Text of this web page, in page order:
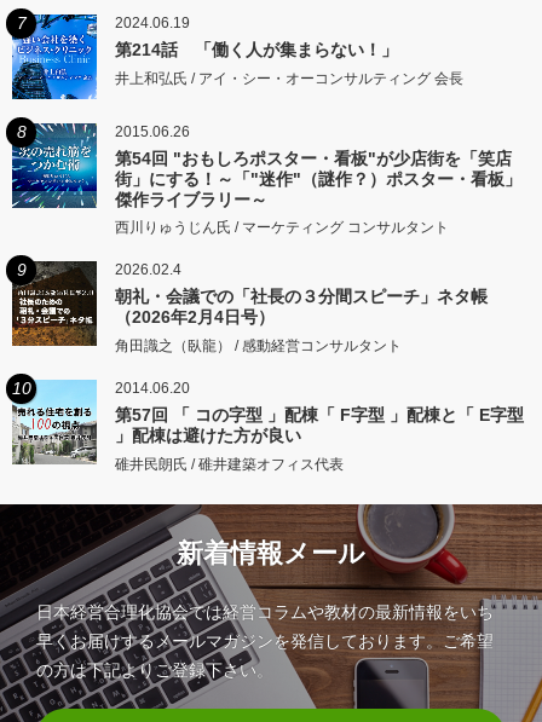
7 2024.06.19
第214話 「働く人が集まらない！」
井上和弘氏 / アイ・シー・オーコンサルティング 会長
8 2015.06.26
第54回 "おもしろポスター・看板"が少店街を「笑店
街」にする！～「"迷作"（謎作？）ポスター・看板」
傑作ライブラリー～
西川りゅうじん氏 / マーケティング コンサルタント
9 2026.02.4
朝礼・会議での「社長の３分間スピーチ」ネタ帳
（2026年2月4日号）
角田識之（臥龍） / 感動経営コンサルタント
10 2014.06.20
第57回 「 コの字型 」配棟「 F字型 」配棟と「 E字型
」配棟は避けた方が良い
碓井民朗氏 / 碓井建築オフィス代表
新着情報メール
日本経営合理化協会では経営コラムや教材の最新情報をいち
早くお届けするメールマガジンを発信しております。ご希望
の方は下記よりご登録下さい。